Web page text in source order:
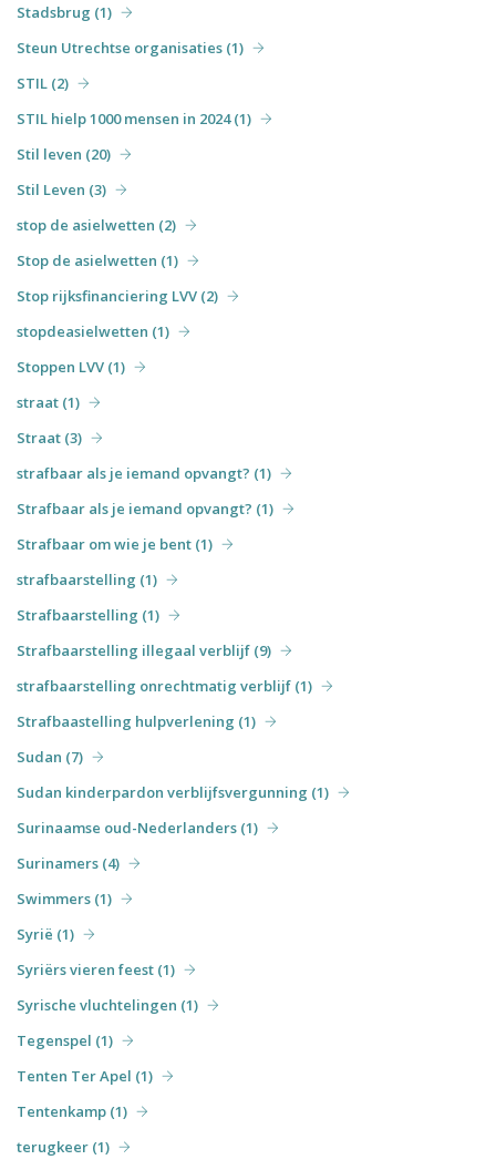
Stadsbrug (1)
Steun Utrechtse organisaties (1)
STIL (2)
STIL hielp 1000 mensen in 2024 (1)
Stil leven (20)
Stil Leven (3)
stop de asielwetten (2)
Stop de asielwetten (1)
Stop rijksfinanciering LVV (2)
stopdeasielwetten (1)
Stoppen LVV (1)
straat (1)
Straat (3)
strafbaar als je iemand opvangt? (1)
Strafbaar als je iemand opvangt? (1)
Strafbaar om wie je bent (1)
strafbaarstelling (1)
Strafbaarstelling (1)
Strafbaarstelling illegaal verblijf (9)
strafbaarstelling onrechtmatig verblijf (1)
Strafbaastelling hulpverlening (1)
Sudan (7)
Sudan kinderpardon verblijfsvergunning (1)
Surinaamse oud-Nederlanders (1)
Surinamers (4)
Swimmers (1)
Syrië (1)
Syriërs vieren feest (1)
Syrische vluchtelingen (1)
Tegenspel (1)
Tenten Ter Apel (1)
Tentenkamp (1)
terugkeer (1)